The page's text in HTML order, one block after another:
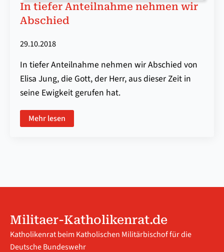
In tiefer Anteilnahme nehmen wir
Abschied
29.10.2018
In tiefer Anteilnahme nehmen wir Abschied von
Elisa Jung, die Gott, der Herr, aus dieser Zeit in
seine Ewigkeit gerufen hat.
Mehr lesen
Militaer-Katholikenrat.de
Katholikenrat beim Katholischen Militärbischof für die
Deutsche Bundeswehr